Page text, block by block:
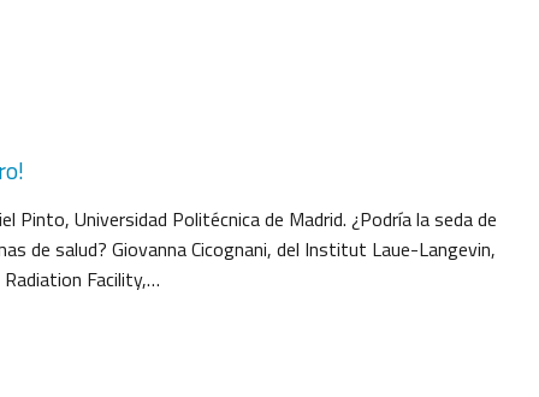
Pinto, Universidad Politécnica de Madrid. ¿Podría la seda de
de salud? Giovanna Cicognani, del Institut Laue-Langevin,
Facility,…